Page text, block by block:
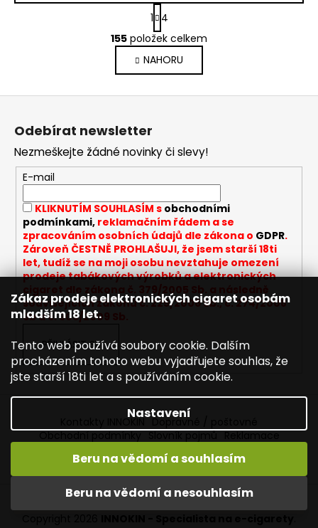
Zákaz prodeje elektronických cigaret osobám
mladším 18 let.
Tento web používá soubory cookie. Dalším
procházením tohoto webu vyjadřujete souhlas, že
jste starší 18ti let a s používáním cookie.
Nastavení
Beru na vědomí a nesouhlasím
Beru na vědomí a souhlasím
Vítejte ve světě INNOKIN. Nabízíme Vám to nejlepší ze světa
vapingu. DORUČENÍ ZDARMA nad 1000,- kč / 50 EURO!
O
v
l
á
d
p
r
v
k
y
v
ý
p
i
s
S
t
r
á
n
k
o
í
1
4
155 položek celkem
NAHORU
Odebírat newsletter
Nezmeškejte žádné novinky či slevy!
E-mail
KLIKNUTÍM SOUHLASÍM s obchodními
podmínkami,reklamačním řádem a se
zpracováním osobních údajů dle zákona o GDPR.
Zároveň ČESTNĚ PROHLAŠUJI, že jsem starší 18ti
let, tudíž se na moji osobu nevztahuje omezení
prodeje tabákových výrobků a elektronických
cigaret dle zákona č. 379/2005 Sb. a následně
souvisejících zákonů č. 225/2006 Sb., č. 274/2008
Sb a č. 305/2009 Sb.
PŘIHLÁSIT SE
Kontakty INNOKIN
Dopravné / poštovné
Obchodní podmínky Slovník pojmů Reklamace
Vytvořil Shoptet